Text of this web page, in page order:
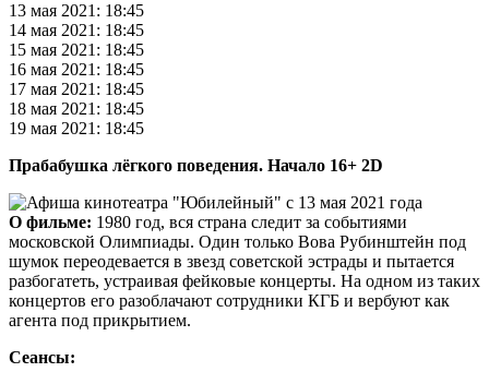
13 мая 2021: 18:45
14 мая 2021: 18:45
15 мая 2021: 18:45
16 мая 2021: 18:45
17 мая 2021: 18:45
18 мая 2021: 18:45
19 мая 2021: 18:45
Прабабушка лёгкого поведения. Начало 16+ 2D
О фильме: 1980 год, вся страна следит за событиями
московской Олимпиады. Один только Вова Рубинштейн под
шумок переодевается в звезд советской эстрады и пытается
разбогатеть, устраивая фейковые концерты. На одном из таких
концертов его разоблачают сотрудники КГБ и вербуют как
агента под прикрытием.
Сеансы: